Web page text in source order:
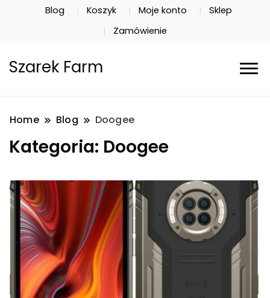
Blog Koszyk Moje konto
Sklep
Zamówienie
Szarek Farm
Home Blog Doogee
Kategoria: Doogee